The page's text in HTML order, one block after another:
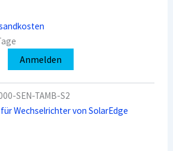
Anmelden
SEN-TAMB-S2
Wechselrichter von SolarEdge